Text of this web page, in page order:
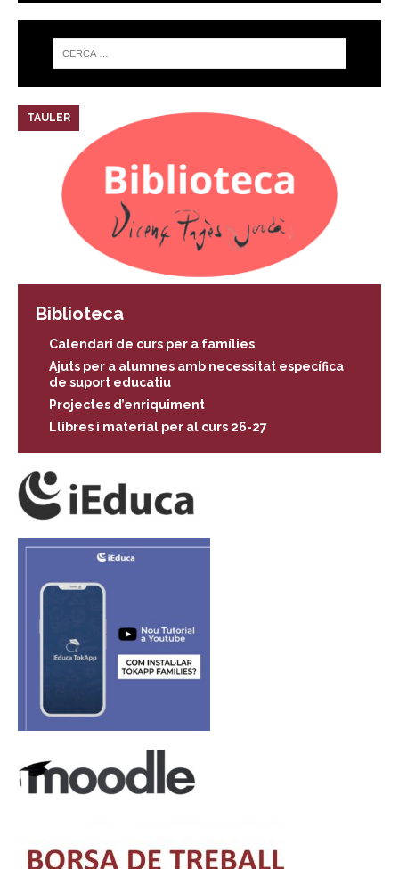
TAULER
Biblioteca
Calendari de curs per a famílies
Ajuts per a alumnes amb necessitat específica
de suport educatiu
Projectes d’enriquiment
Llibres i material per al curs 26-27